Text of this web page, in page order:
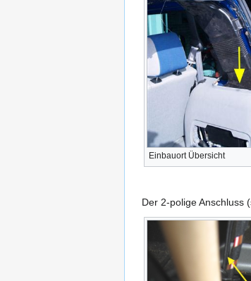
Einbauort Übersicht
Der 2-polige Anschluss